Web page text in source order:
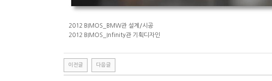
2012 BIMOS_BMW관 설계/시공
2012 BIMOS_Infinity관 기획디자인
이전글 다음글